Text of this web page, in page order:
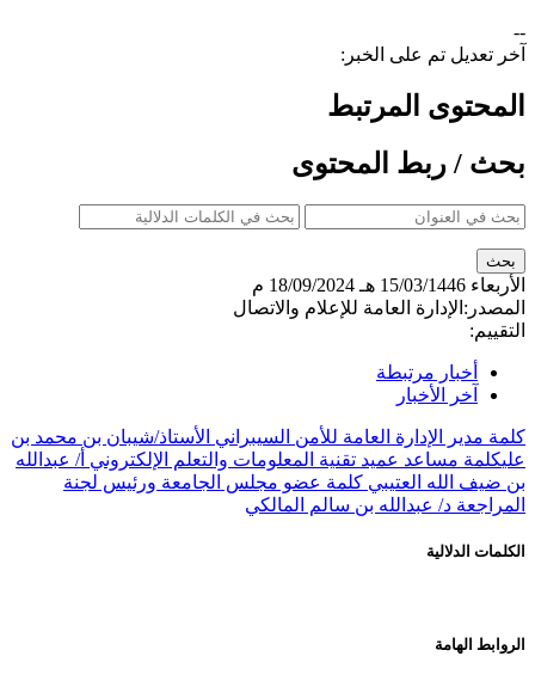
تعديل تم على الخبر:
المرتبط
/ ربط المحتوى
15/03/1446 هـ
18/09/2024 م
الإدارة العامة للإعلام والاتصال
أخبار مرتبطة
آخر الأخبار
مدير الإدارة العامة للأمن السيبراني الأستاذ/شيبان بن محمد بن
كلمة مساعد عميد تقنية المعلومات والتعلم الإلكتروني أ/ عبدالله
الله العتيبيكلمة عضو مجلس الجامعة ورئيس لجنة
د/ عبدالله بن سالم المالكي
الدلالية
الهامة